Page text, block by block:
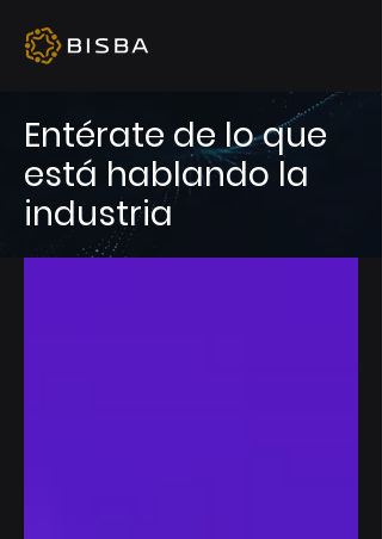
Entérate de lo que
está hablando la
industria